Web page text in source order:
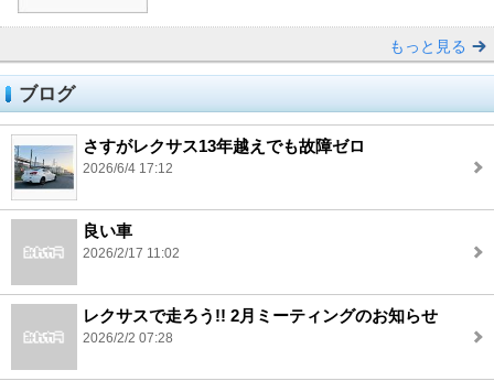
もっと見る
ブログ
さすがレクサス13年越えでも故障ゼロ
2026/6/4 17:12
良い車
2026/2/17 11:02
レクサスで走ろう!! 2月ミーティングのお知らせ
2026/2/2 07:28